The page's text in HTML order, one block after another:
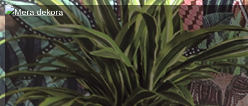
Skip
to
content
View
website
Menu